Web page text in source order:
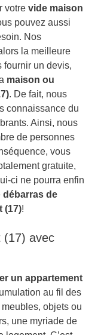
votre vide maison
pouvez aussi
Nos
la meilleure
fournir un devis,
maison ou
. De fait, nous
connaissance du
Ainsi, nous
de personnes
vous
gratuite,
ci ne pourra enfin
débarras de
(17)!
(17) avec
un appartement
au fil des
meubles, objets ou
une myriade de